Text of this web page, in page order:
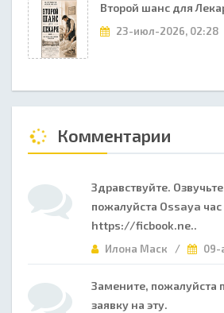
Второй шанс для
23-июл-2026, 02:28
Комментарии
Здравствуйте. Озвучьте
пожалуйста Ossaya час
https://ficbook.ne..
Илона Маск / 09-
Замените,
заявку на